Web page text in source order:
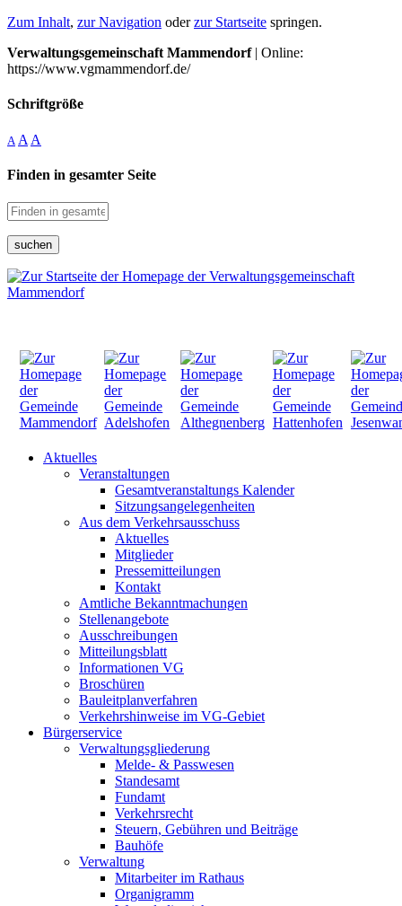
Zum Inhalt, zur Navigation oderzur Startseite springen.
Verwaltungsgemeinschaft Mammendorf| Online:
https://www.vgmammendorf.de/
Schriftgröße
A A A
Finden in gesamter Seite
suchen
Aktuelles
Veranstaltungen
Gesamtveranstaltungs Kalender
Sitzungsangelegenheiten
Aus dem Verkehrsausschuss
Aktuelles
Mitglieder
Pressemitteilungen
Kontakt
Amtliche Bekanntmachungen
Stellenangebote
Ausschreibungen
Mitteilungsblatt
Informationen VG
Broschüren
Bauleitplanverfahren
Verkehrshinweise im VG-Gebiet
Bürgerservice
Verwaltungsgliederung
Melde- & Passwesen
Standesamt
Fundamt
Verkehrsrecht
Steuern, Gebühren und Beiträge
Bauhöfe
Verwaltung
Mitarbeiter im Rathaus
Organigramm